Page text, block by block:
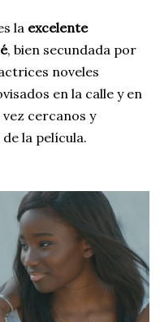
la excelente
, bien secundada por
noveles
en la calle y en
cercanos y
la película.